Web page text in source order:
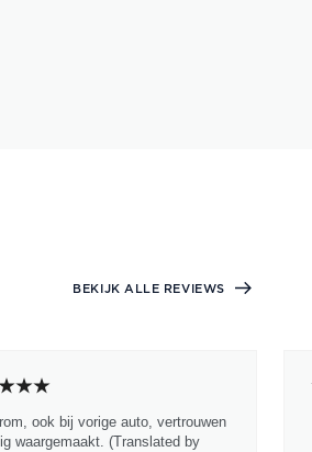
BEKIJK ALLE REVIEWS
ook bij vorige auto, vertrouwen
waargemaakt. (Translated by